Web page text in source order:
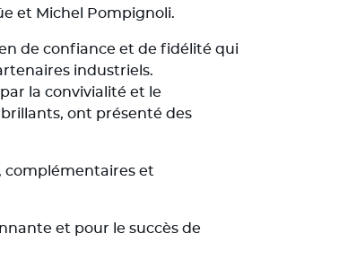
et Michel Pompignoli.
de confiance et de fidélité qui
industriels.
la convivialité et le
ont présenté des
complémentaires et
et pour le succès de